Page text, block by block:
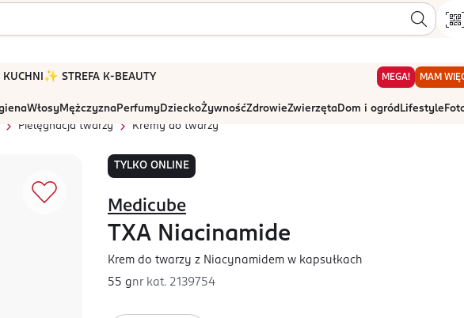
KUCHNI ✨ STREFA K-BEAUTY MEGA! MAM
WłosyMężczyznaPerfumyDzieckoŻywnośćZdrowieZwierzętaDom i ogród Lifestyle
Pielęgnacja twarzy
Kremy do twarzy
TYLKO ONLINE
Medicube
TXA Niacinamide
Krem do twarzy z Niacynamidem w kapsułkach
55 gnr kat. 2139754